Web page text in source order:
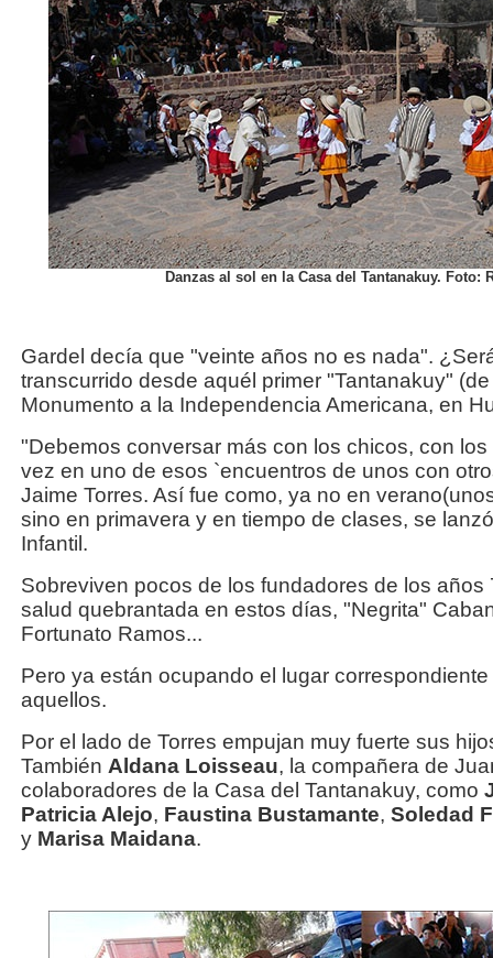
Danzas al sol en la Casa del Tantanakuy. Foto:
Gardel decía que "veinte años no es nada".
transcurrido desde aquél primer "Tantanakuy"
Monumento a la Independencia Americana, en
"Debemos conversar más con los chicos, con
vez en uno de esos `encuentros de unos con
Jaime Torres. Así fue como, ya no en
sino en primavera y en tiempo de clases, se
Infantil.
Sobreviven pocos de los fundadores de los
salud quebrantada en estos días, "Negrita"
Fortunato Ramos...
Pero ya están ocupando el lugar
aquellos.
Por el lado de Torres empujan muy fuerte sus
También Aldana Loisseau, la compañera de
colaboradores de la Casa del Tantanakuy, como
Patricia Alejo, Faustina Bustamante, Soledad
y Marisa Maidana.